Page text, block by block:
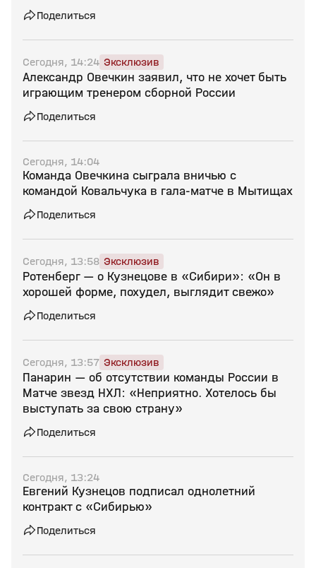
Поделиться
Сегодня, 14:24 Эксклюзив
Александр Овечкин заявил, что не хочет быть
играющим тренером сборной России
Поделиться
Сегодня, 14:04
Команда Овечкина сыграла вничью с
командой Ковальчука в гала‑матче в Мытищах
Поделиться
Сегодня, 13:58 Эксклюзив
Ротенберг — о Кузнецове в «Сибири»: «Он в
хорошей форме, похудел, выглядит свежо»
Поделиться
Сегодня, 13:57 Эксклюзив
Панарин — об отсутствии команды России в
Матче звезд НХЛ: «Неприятно. Хотелось бы
выступать за свою страну»
Поделиться
Сегодня, 13:24
Евгений Кузнецов подписал однолетний
контракт с «Сибирью»
Поделиться